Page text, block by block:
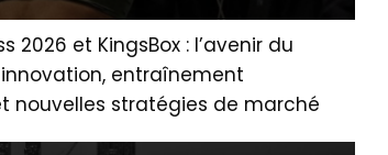
2026 et KingsBox : l’avenir du
entraînement
nouvelles stratégies de marché